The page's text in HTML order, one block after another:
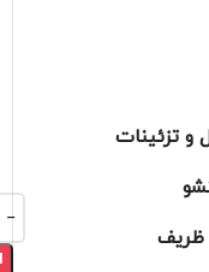
و تزئینات
ظریف